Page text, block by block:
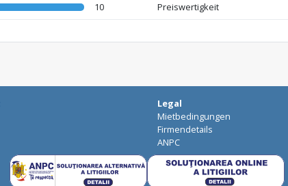
10 Preiswertigkeit
Legal
Mietbedingungen
Firmendetails
ANPC